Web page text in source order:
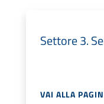
Settore 3.
VAI ALLA